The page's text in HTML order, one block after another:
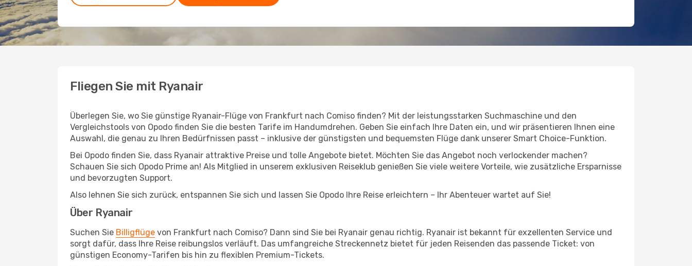
Fliegen Sie mit Ryanair
Überlegen Sie, wo Sie günstige Ryanair-Flüge von Frankfurt nach Comiso finden? Mit der leistungsstarken Suchmaschine und den
Vergleichstools von Opodo finden Sie die besten Tarife im Handumdrehen. Geben Sie einfach Ihre Daten ein, und wir präsentieren Ihnen eine
Auswahl, die genau zu Ihren Bedürfnissen passt – inklusive der günstigsten und bequemsten Flüge dank unserer Smart Choice-Funktion.
Bei Opodo finden Sie, dass Ryanair attraktive Preise und tolle Angebote bietet. Möchten Sie das Angebot noch verlockender machen?
Schauen Sie sich Opodo Prime an! Als Mitglied in unserem exklusiven Reiseklub genießen Sie viele weitere Vorteile, wie zusätzliche Ersparnisse
und bevorzugten Support.
Also lehnen Sie sich zurück, entspannen Sie sich und lassen Sie Opodo Ihre Reise erleichtern – Ihr Abenteuer wartet auf Sie!
Über Ryanair
Suchen Sie Billigflüge von Frankfurt nach Comiso? Dann sind Sie bei Ryanair genau richtig. Ryanair ist bekannt für exzellenten Service und
sorgt dafür, dass Ihre Reise reibungslos verläuft. Das umfangreiche Streckennetz bietet für jeden Reisenden das passende Ticket: von
günstigen Economy-Tarifen bis hin zu flexiblen Premium-Tickets.